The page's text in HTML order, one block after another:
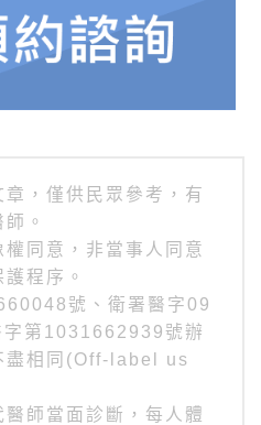
，僅供民眾參考，有
。
同意，非當事人同意
程序。
號、衛署醫字09
第1031662939號辦
盡相同(Off-label us
師當面診斷，每人體